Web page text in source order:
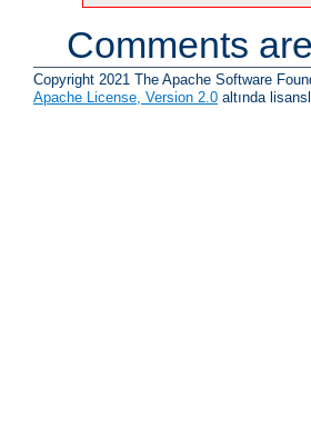
Comments
Copyright 2021 The Apache Software
Apache License, Version 2.0 altında